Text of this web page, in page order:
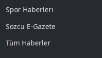
Spor Haberleri
Sözcü E-Gazete
Tüm Haberler